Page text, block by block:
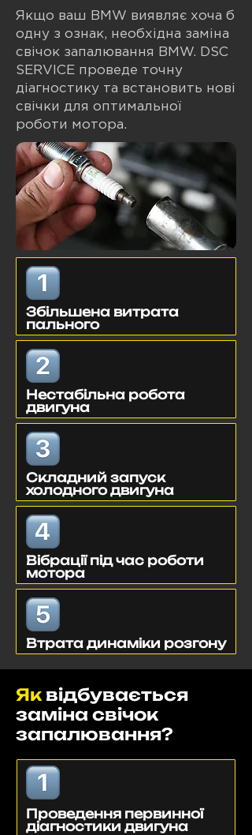
Якщо ваш BMW виявляє хоча б
одну з ознак, необхідна заміна
свічок запалювання BMW. DSC
SERVICE проведе точну
діагностику та встановить нові
свічки для оптимальної
роботи мотора.
Збільшена витрата
пального
Нестабільна робота
двигуна
Складний запуск
холодного двигуна
Вібрації під час роботи
мотора
Втрата динаміки розгону
Як відбувається
заміна свічок
запалювання?
Проведення первинної
діагностики двигуна